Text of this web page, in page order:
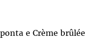
e Crème brûlée